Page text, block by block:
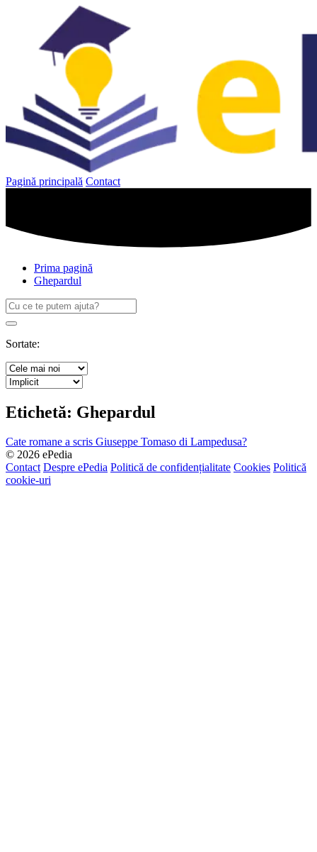
Pagină principală Contact
Prima pagină
Ghepardul
Caută
după:
Search
Sortate:
Etichetă: Ghepardul
Cate romane a scris Giuseppe Tomaso di Lampedusa?
© 2026 ePedia
Contact Despre ePedia Politică de confidențialitate Cookies Politică
cookie-uri